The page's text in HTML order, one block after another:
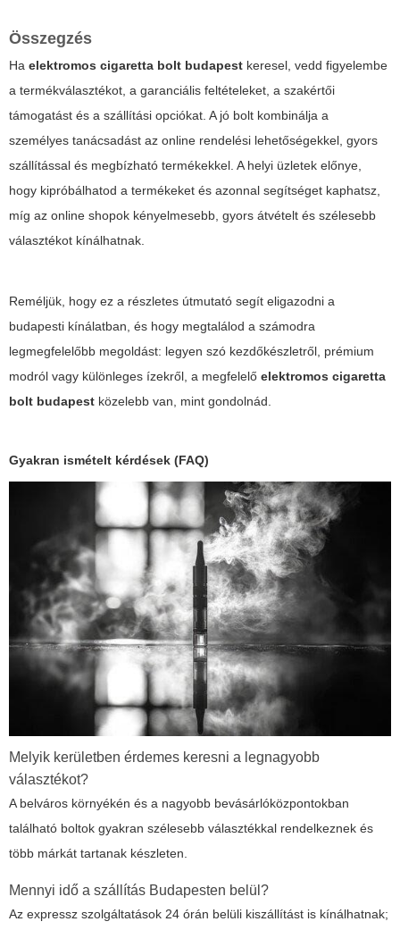
Összegzés
Ha elektromos cigaretta bolt budapest keresel, vedd figyelembe
a termékválasztékot, a garanciális feltételeket, a szakértői
támogatást és a szállítási opciókat. A jó bolt kombinálja a
személyes tanácsadást az online rendelési lehetőségekkel, gyors
szállítással és megbízható termékekkel. A helyi üzletek előnye,
hogy kipróbálhatod a termékeket és azonnal segítséget kaphatsz,
míg az online shopok kényelmesebb, gyors átvételt és szélesebb
választékot kínálhatnak.
Reméljük, hogy ez a részletes útmutató segít eligazodni a
budapesti kínálatban, és hogy megtalálod a számodra
legmegfelelőbb megoldást: legyen szó kezdőkészletről, prémium
modról vagy különleges ízekről, a megfelelő elektromos cigaretta
bolt budapest közelebb van, mint gondolnád.
Gyakran ismételt kérdések (FAQ)
Melyik kerületben érdemes keresni a legnagyobb
választékot?
A belváros környékén és a nagyobb bevásárlóközpontokban
található boltok gyakran szélesebb választékkal rendelkeznek és
több márkát tartanak készleten.
Mennyi idő a szállítás Budapesten belül?
Az expressz szolgáltatások 24 órán belüli kiszállítást is kínálhatnak;